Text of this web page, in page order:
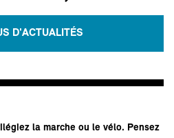
D'ACTUALITÉS
la marche ou le vélo. Pensez